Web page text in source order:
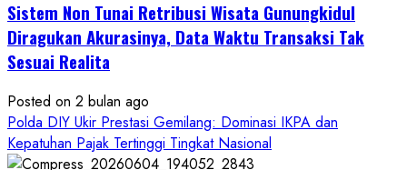
Sistem Non Tunai Retribusi Wisata Gunungkidul
Diragukan Akurasinya, Data Waktu Transaksi Tak
Sesuai Realita
Posted on 2 bulan ago
Polda DIY Ukir Prestasi Gemilang: Dominasi IKPA dan
Kepatuhan Pajak Tertinggi Tingkat Nasional